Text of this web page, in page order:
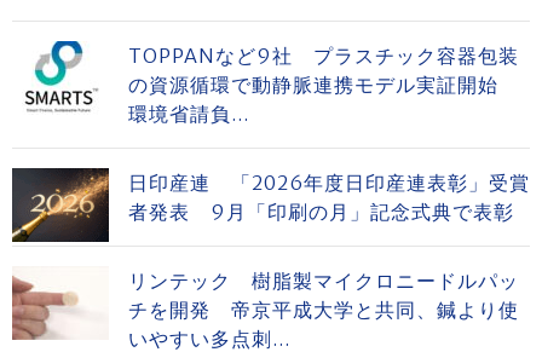
TOPPANなど9社 プラスチック容器包装
の資源循環で動静脈連携モデル実証開始
環境省請負...
日印産連 「2026年度日印産連表彰」受賞
者発表 9月「印刷の月」記念式典で表彰
リンテック 樹脂製マイクロニードルパッ
チを開発 帝京平成大学と共同、鍼より使
いやすい多点刺...